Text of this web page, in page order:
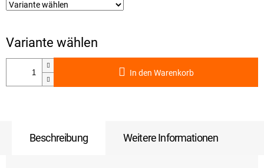
In den Warenkorb
Beschreibung Weitere Informationen